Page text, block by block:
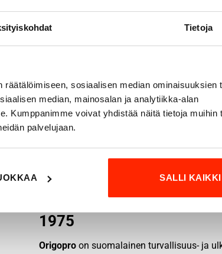
Tietoja
sosiaalisen median ominaisuuksien
median, mainosalan ja analytiikka-alan
Kumppanimme voivat yhdistää näitä tietoja muihin
palvelujaan.
SALLI KAIKKI
Origopro – Suomalainen
1975
Origopro on suomalainen turvallisuus- ja